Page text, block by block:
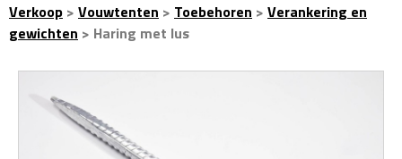
Verkoop > Vouwtenten > Toebehoren > Verankering en
gewichten > Haring met lus